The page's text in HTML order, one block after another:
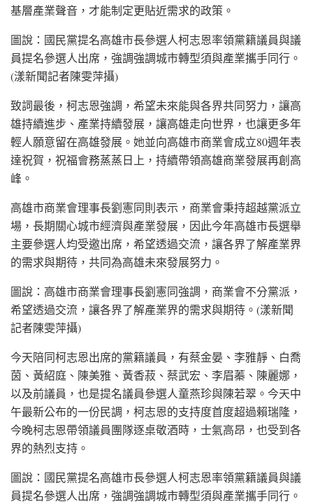
基層產業聲音，才能制定更貼近需求的政策。
圖說：國民黨提名高雄市長參選人柯志恩率領黨籍議員與議
員提名參選人出席，強調強調城市轉型須與產業攜手同行。
(漾新聞記者陳雯萍攝)
致詞最後，柯志恩強調，希望未來能與各界共同努力，讓高
雄持續進步、產業持續發展，讓高雄走向世界，也讓更多年
輕人願意留在高雄發展。她並向高雄市商業會成立80週年表
達祝賀，祝福會務蒸蒸日上，持續帶領高雄商業發展再創高
峰。
高雄市商業會理事長劉憲同則表示，商業會秉持超越黨派立
場，長期關心城市經濟與產業發展，因此今年高雄市長選舉
主要參選人均受邀出席，希望透過交流，讓各界了解產業界
的需求與期待，共同為高雄未來發展努力。
圖說：高雄市商業會理事長劉憲同強調，商業會不分黨派，
希望透過交流，讓各界了解產業界的需求與期待。(漾新聞
記者陳雯萍攝)
今天陪同柯志恩出席的黨籍議員，有蔡金晏、李雅靜、白喬
茵、黃紹庭、陳美雅、黃香菽、蔡武宏、李眉蓁、陳麗娜，
以及前議員，也是提名議員參選人童燕珍與陳若翠。今天中
午最新公布的一份民調，柯志恩的支持度首度超過賴瑞隆，
今晚柯志恩帶領議員團隊逐桌敬酒時，士氣高昂，也受到各
界的熱烈支持。
圖說：國民黨提名高雄市長參選人柯志恩率領黨籍議員與議
員提名參選人出席，強調強調城市轉型須與產業攜手同行。